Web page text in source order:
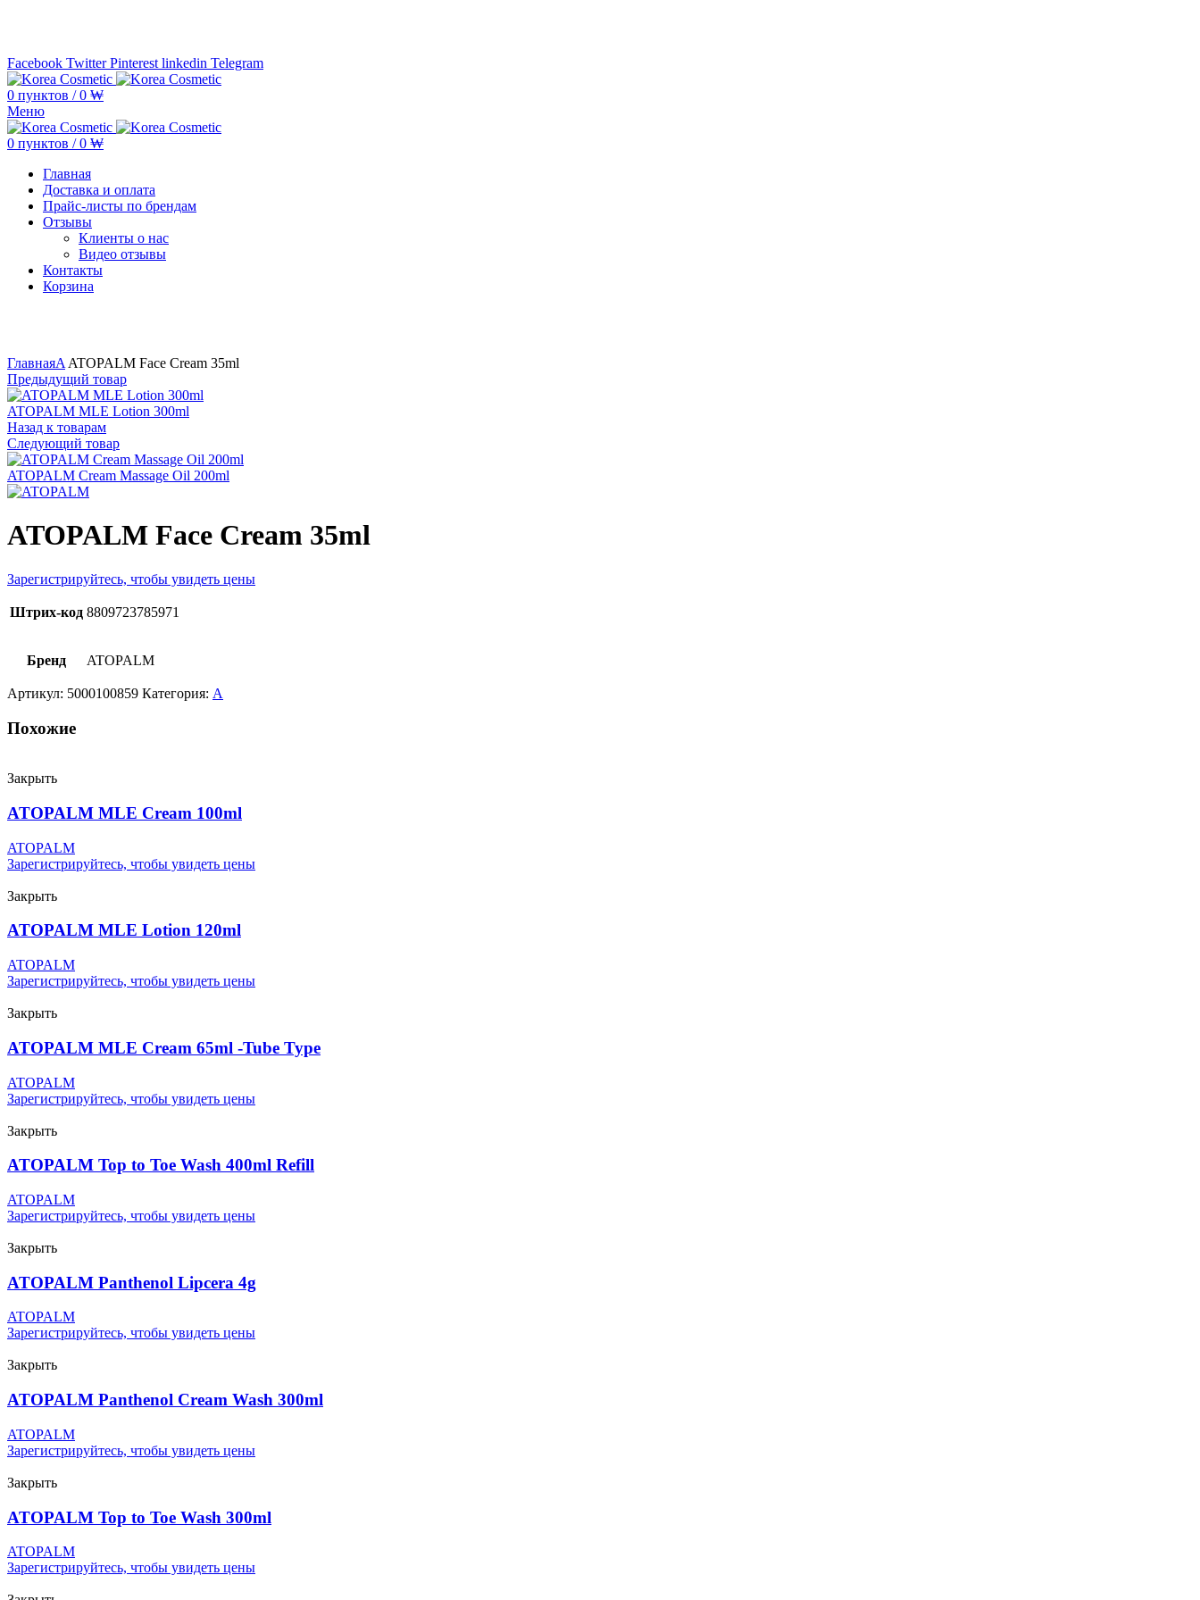
Facebook Twitter Pinterest linkedin Telegram
0 пунктов / 0 ₩
Меню
0 пунктов / 0 ₩
Главная
Доставка и оплата
Прайс-листы по брендам
Отзывы
Клиенты о нас
Видео отзывы
Контакты
Корзина
ГлавнаяA ATOPALM Face Cream 35ml
Предыдущий товар
ATOPALM MLE Lotion 300ml
Назад к товарам
Следующий товар
ATOPALM Cream Massage Oil 200ml
ATOPALM Face Cream 35ml
Зарегистрируйтесь, чтобы увидеть цены
Штрих-код 8809723785971
Бренд ATOPALM
Артикул: 5000100859 Категория: A
Похожие
Закрыть
ATOPALM MLE Cream 100ml
ATOPALM
Зарегистрируйтесь, чтобы увидеть цены
Закрыть
ATOPALM MLE Lotion 120ml
ATOPALM
Зарегистрируйтесь, чтобы увидеть цены
Закрыть
ATOPALM MLE Cream 65ml -Tube Type
ATOPALM
Зарегистрируйтесь, чтобы увидеть цены
Закрыть
ATOPALM Top to Toe Wash 400ml Refill
ATOPALM
Зарегистрируйтесь, чтобы увидеть цены
Закрыть
ATOPALM Panthenol Lipcera 4g
ATOPALM
Зарегистрируйтесь, чтобы увидеть цены
Закрыть
ATOPALM Panthenol Cream Wash 300ml
ATOPALM
Зарегистрируйтесь, чтобы увидеть цены
Закрыть
ATOPALM Top to Toe Wash 300ml
ATOPALM
Зарегистрируйтесь, чтобы увидеть цены